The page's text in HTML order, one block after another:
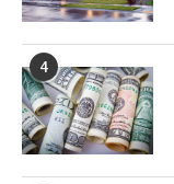
4